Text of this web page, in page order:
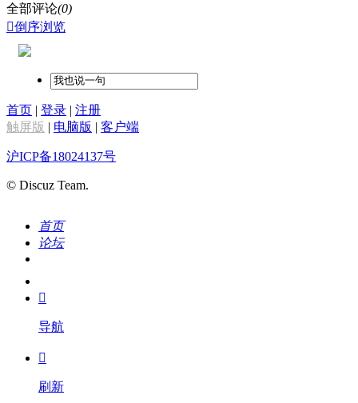
全部评论(0)
倒序浏览
首页 | 登录 | 注册
触屏版 | 电脑版 | 客户端
沪ICP备18024137号
© Discuz Team.
首页
论坛
我的

导航

刷新